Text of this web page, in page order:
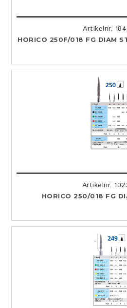
Artikelnr.
HORICO 250F/018 FG DIAM
Artikelnr.
HORICO 250/018 FG